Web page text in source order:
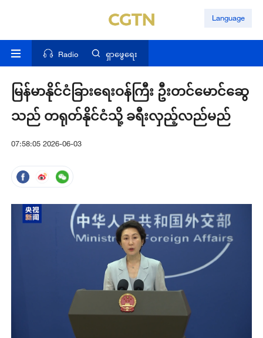
Language
Radio ရှာဖွေရေး
မြန်မာနိုင်ငံခြားရေးဝန်ကြီး ဦးတင်မောင်ဆွေ
သည် တရုတ်နိုင်ငံသို့ ခရီးလှည့်လည်မည်
07:58:05 2026-06-03